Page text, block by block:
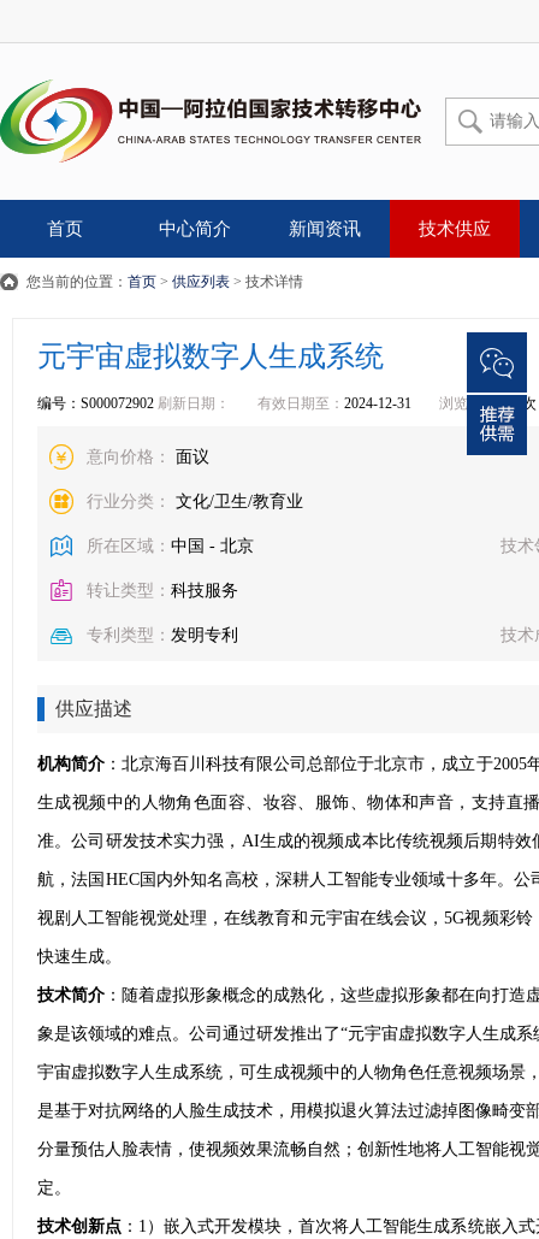
首页 中心简介 新闻资讯 技术供应
您当前的位置： 首页 > 供应列表 > 技术详情
元宇宙虚拟数字人生成系统
编号：S000072902 刷新日期： 有效日期至： 2024-12-31 浏览： 12558 次
意向价格： 面议
行业分类： 文化/卫生/教育业
所在区域： 中国 - 北京 技术
转让类型： 科技服务
专利类型： 发明专利 技术
供应描述
机构简介 ：北京海百川科技有限公司总部位于北京市，成立于
生成视频中的人物角色面容、妆容、服饰、物体和声音，支持直
准。公司研发技术实力强，AI生成的视频成本比传统视频后期特
航，法国HEC国内外知名高校，深耕人工智能专业领域十多年。
视剧人工智能视觉处理，在线教育和元宇宙在线会议，5G视频彩
快速生成。
技术简介 ：随着虚拟形象概念的成熟化，这些虚拟形象都在向打
象是该领域的难点。公司通过研发推出了“元宇宙虚拟数字人生成
宇宙虚拟数字人生成系统，可生成视频中的人物角色任意视频场景
是基于对抗网络的人脸生成技术，用模拟退火算法过滤掉图像畸变
分量预估人脸表情，使视频效果流畅自然；创新性地将人工智能视
定。
技术创新点 ：1）嵌入式开发模块，首次将人工智能生成系统嵌入